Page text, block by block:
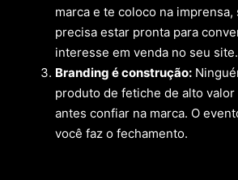
marca e te coloco na imprensa,
precisa estar pronta para
interesse em venda no seu site.
Branding é construção:
produto de fetiche de alto
antes confiar na marca. O
você faz o fechamento.